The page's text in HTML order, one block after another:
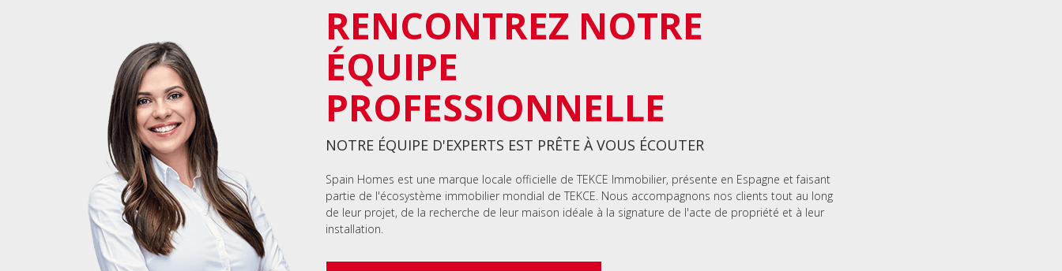
RENCONTREZ NOTRE
ÉQUIPE
PROFESSIONNELLE
NOTRE ÉQUIPE D'EXPERTS EST PRÊTE À VOUS ÉCOUTER
Spain Homes est une marque locale officielle de TEKCE Immobilier, présente en Espagne et faisant
partie de l'écosystème immobilier mondial de TEKCE. Nous accompagnons nos clients tout au long
de leur projet, de la recherche de leur maison idéale à la signature de l'acte de propriété et à leur
installation.